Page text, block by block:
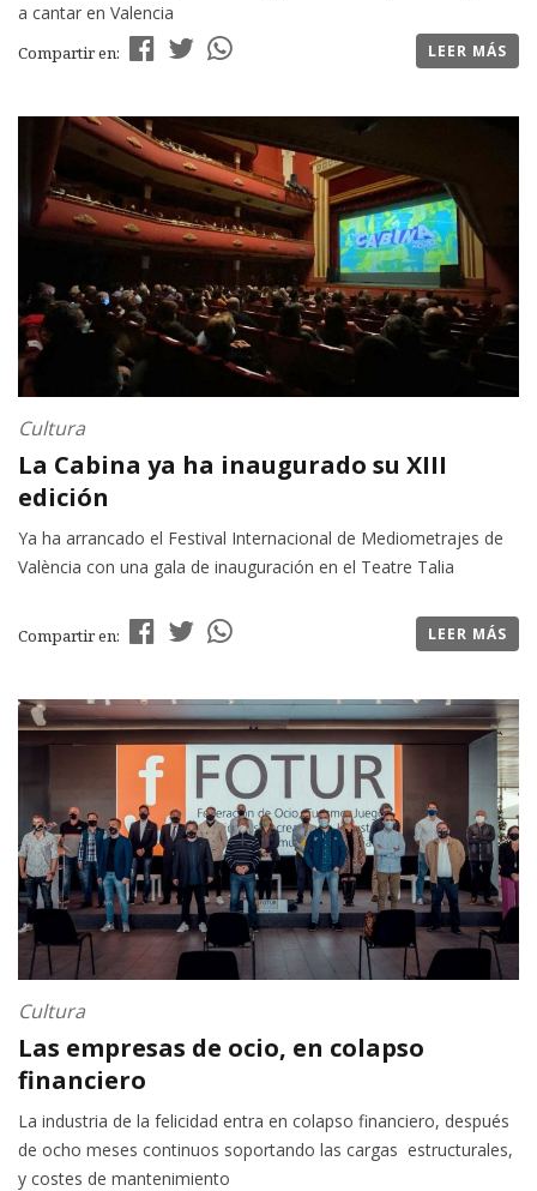
a cantar en Valencia
Compartir en: LEER MÁS
Cultura
La Cabina ya ha inaugurado su XIII
edición
Ya ha arrancado el Festival Internacional de Mediometrajes de
València con una gala de inauguración en el Teatre Talia
Compartir en: LEER MÁS
Cultura
Las empresas de ocio, en colapso
financiero
La industria de la felicidad entra en colapso financiero, después
de ocho meses continuos soportando las cargas estructurales,
y costes de mantenimiento